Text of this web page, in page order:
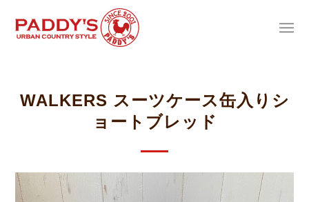
WALKERS スーツケース缶入りシ
ョートブレッド